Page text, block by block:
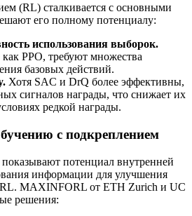
(RL) сталкивается с основными
его полному потенциалу:
использования выборок.
PPO, требуют множества
базовых действий.
Хотя SAC и DrQ более эффективны,
сигналов награды, что снижает их
редкой награды.
с подкреплением
потенциал внутренней
информации для улучшения
RL. MAXINFORL от ETH Zurich и UC
решения: